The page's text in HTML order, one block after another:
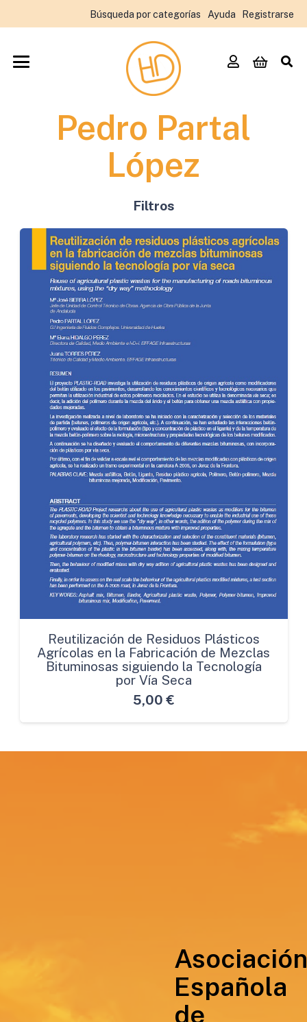
Búsqueda por categorías Ayuda Registrarse
Pedro Partal
López
Filtros
Reutilización de Residuos Plásticos
Agrícolas en la Fabricación de Mezclas
Bituminosas siguiendo la Tecnología
por Vía Seca
5,00 €
Asociación
Española
de